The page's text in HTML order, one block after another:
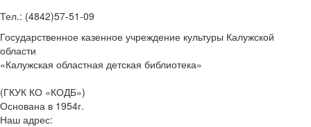
Тел.: (4842)57-51-09
Государственное казенное учреждение культуры Калужской
области
«Калужская областная детская библиотека»
(ГКУК КО «КОДБ»)
Основана в 1954г.
Наш адрес: